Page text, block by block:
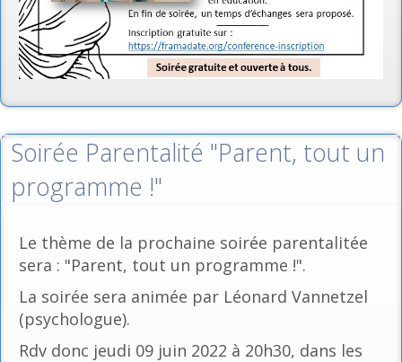
Soirée Parentalité "Parent, tout un
programme !"
Le thème de la prochaine soirée parentalitée
sera : "Parent, tout un programme !".
La soirée sera animée par Léonard Vannetzel
(psychologue).
Rdv donc jeudi 09 juin 2022 à 20h30, dans les